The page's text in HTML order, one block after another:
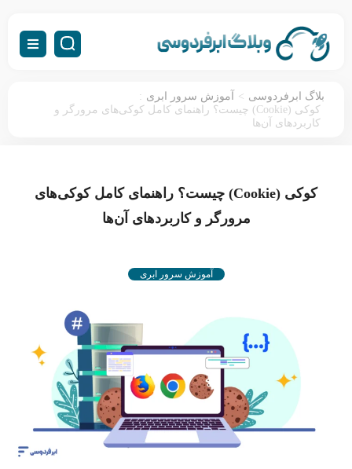
بلاگ ابرفردوسی > آموزش سرور ابری :
کوکی (Cookie) چیست؟ راهنمای کامل کوکی‌های مرورگر و
کاربردهای آن‌ها
کوکی (Cookie) چیست؟ راهنمای کامل کوکی‌های
مرورگر و کاربردهای آن‌ها
آموزش سرور ابری